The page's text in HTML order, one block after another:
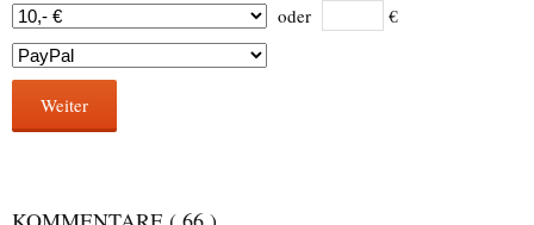
oder €
Weiter